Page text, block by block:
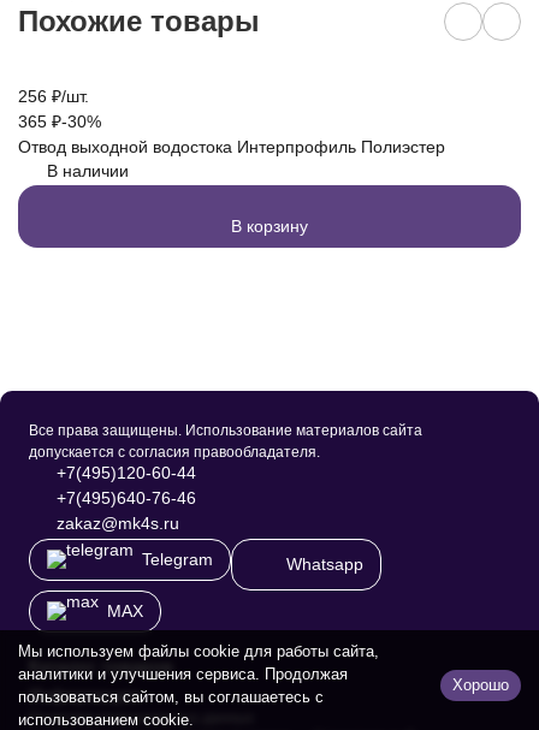
Похожие товары
256 ₽/шт.
365 ₽-30%
Отвод выходной водостока Интерпрофиль Полиэстер
В наличии
В корзину
Все права защищены. Использование материалов сайта
допускается с согласия правообладателя.
+7(495)120-60-44
+7(495)640-76-46
zakaz@mk4s.ru
Telegram
Whatsapp
MAX
Каталог товаров
Информация
Политика персональных данных
Мы используем файлы cookie для работы сайта,
аналитики и улучшения сервиса. Продолжая
пользоваться сайтом, вы соглашаетесь с
использованием cookie.
Хорошо